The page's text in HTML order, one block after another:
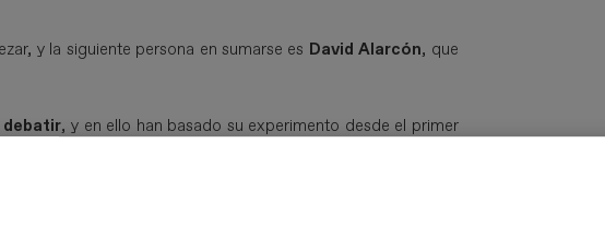
y la siguiente persona en sumarse es David Alarcón, que
, y en ello han basado su experimento desde el primer
de la investigación, pues no la basan en una exposición
La audiencia pregunta, ellas responden.
en el que el mundo está cambiando tanto, ¿en qué